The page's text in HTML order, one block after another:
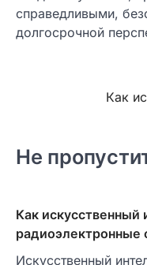
справедливыми,
долгосрочной
Как
Не
Как искусственный
радиоэлектронные
Искусственный